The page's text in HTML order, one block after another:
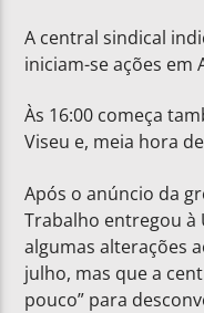
A central sindical
iniciam-se ações em
Às 16:00 começa
Viseu e, meia hora
Após o anúncio da
Trabalho entregou à
algumas alterações
julho, mas que a
pouco” para